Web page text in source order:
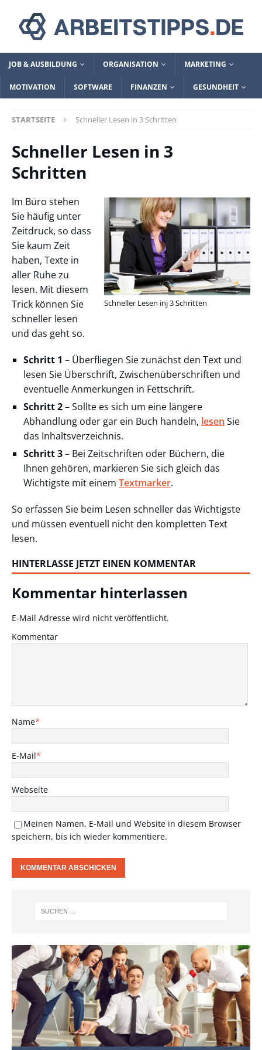
JOB & AUSBILDUNG ORGANISATION MARKETING
MOTIVATION SOFTWARE FINANZEN GESUNDHEIT
STARTSEITE Schneller Lesen in 3 Schritten
Schneller Lesen in 3
Schritten
Schneller Lesen inj 3 Schritten
Im Büro stehen
Sie häufig unter
Zeitdruck, so dass
Sie kaum Zeit
haben, Texte in
aller Ruhe zu
lesen. Mit diesem
Trick können Sie
schneller lesen
und das geht so.
Schritt 1 – Überfliegen Sie zunächst den Text und
lesen Sie Überschrift, Zwischenüberschriften und
eventuelle Anmerkungen in Fettschrift.
Schritt 2– Sollte es sich um eine längere
Abhandlung oder gar ein Buch handeln, lesen Sie
das Inhaltsverzeichnis.
Schritt 3– Bei Zeitschriften oder Büchern, die
Ihnen gehören, markieren Sie sich gleich das
Wichtigste mit einem Textmarker.
So erfassen Sie beim Lesen schneller das Wichtigste
und müssen eventuell nicht den kompletten Text
lesen.
HINTERLASSE JETZT EINEN KOMMENTAR
Kommentar hinterlassen
E-Mail Adresse wird nicht veröffentlicht.
Kommentar
Name*
E-Mail*
Webseite
Meinen Namen, E-Mail und Website in diesem Browser
speichern, bis ich wieder kommentiere.